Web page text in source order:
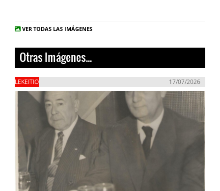
VER TODAS LAS IMÁGENES
Otras Imágenes...
LEKEITIO 17/07/2026